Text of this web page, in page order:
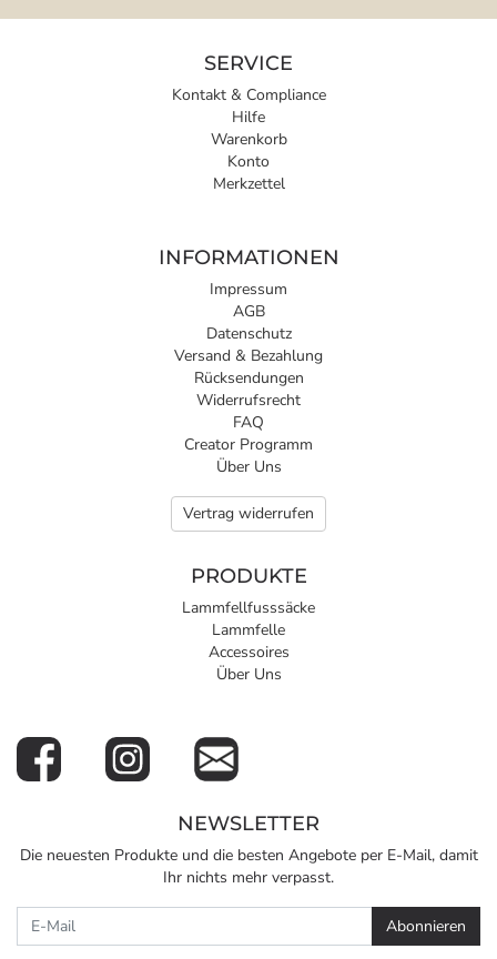
SERVICE
Kontakt & Compliance
Hilfe
Warenkorb
Konto
Merkzettel
INFORMATIONEN
Impressum
AGB
Datenschutz
Versand & Bezahlung
Rücksendungen
Widerrufsrecht
FAQ
Creator Programm
Über Uns
Vertrag widerrufen
PRODUKTE
Lammfellfusssäcke
Lammfelle
Accessoires
Über Uns
NEWSLETTER
Die neuesten Produkte und die besten Angebote per E-Mail, damit
Ihr nichts mehr verpasst.
Abonnieren